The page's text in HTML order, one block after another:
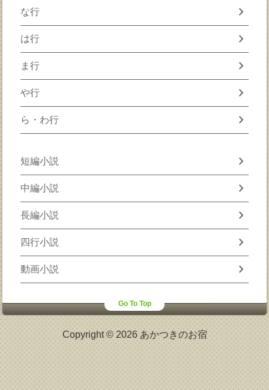
な行 chevron_right
は行 chevron_right
ま行 chevron_right
や行 chevron_right
ら・わ行 chevron_right
短編小説 chevron_right
中編小説 chevron_right
長編小説 chevron_right
四行小説 chevron_right
動画小説 chevron_right
Go To Top
Copyright © 2026 あかつきのお宿